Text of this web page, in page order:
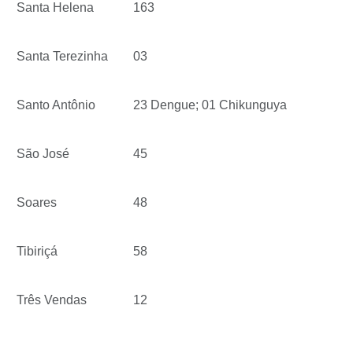
Santa Helena 163
Santa Terezinha 03
Santo Antônio 23 Dengue; 01 Chikunguya
São José 45
Soares 48
Tibiriçá 58
Três Vendas 12